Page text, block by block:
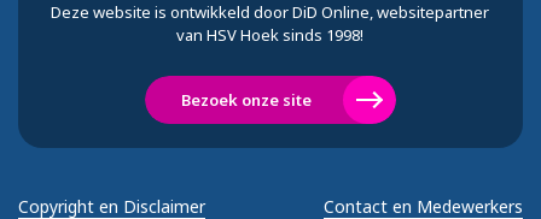
Deze website is ontwikkeld door DiD Online, websitepartner
van HSV Hoek sinds 1998!
Bezoek onze site
Copyright en Disclaimer Contact en Medewerkers